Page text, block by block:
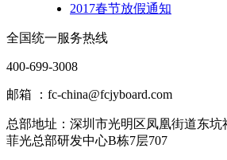
2017春节放假通知
全国统一服务热线
400-699-3008
邮箱 ：fc-china@fcjyboard.com
总部地址： 深圳市光明区凤凰街道东坑
菲光总部研发中心B栋7层707